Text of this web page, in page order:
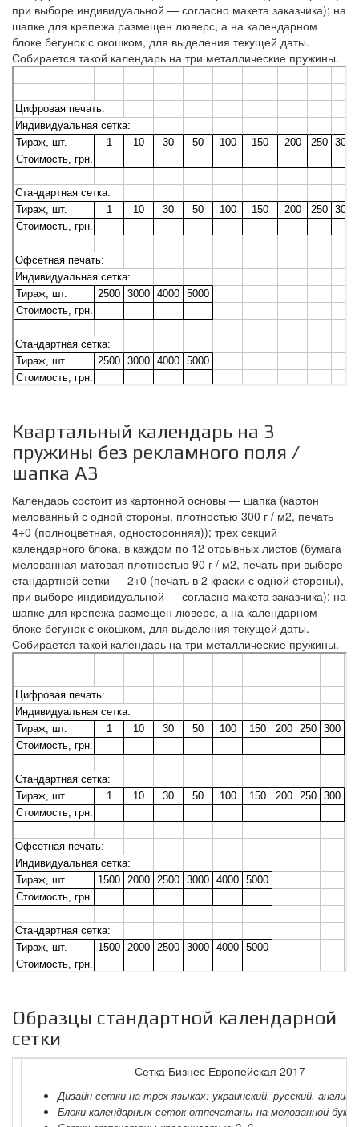
при выборе индивидуальной — согласно макета заказчика); на
шапке для крепежа размещен люверс, а на календарном
блоке бегунок с окошком, для выделения текущей даты.
Собирается такой календарь на три металлические пружины.
Квартальный календарь на 3
пружины без рекламного поля /
шапка А3
Календарь состоит из картонной основы — шапка (картон
мелованный с одной стороны, плотностью 300 г / м2, печать
4+0 (полноцветная, односторонняя)); трех секций
календарного блока, в каждом по 12 отрывных листов (бумага
мелованная матовая плотностью 90 г / м2, печать при выборе
стандартной сетки — 2+0 (печать в 2 краски с одной стороны),
при выборе индивидуальной — согласно макета заказчика); на
шапке для крепежа размещен люверс, а на календарном
блоке бегунок с окошком, для выделения текущей даты.
Собирается такой календарь на три металлические пружины.
Образцы стандартной календарной
сетки
Сетка Бизнес Европейская 2017
Дизайн сетки на трех языках: украинский, русский,
Блоки календарных сеток отпечатаны на мелованной